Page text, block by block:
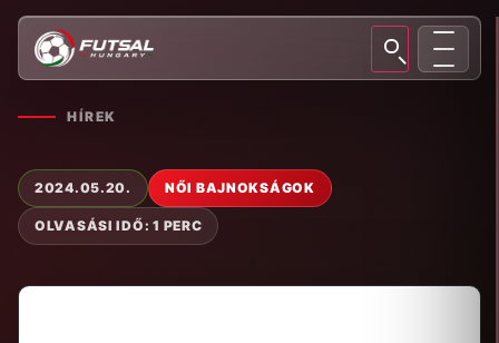
HÍREK
2024.05.20. NŐI BAJNOKSÁGOK
OLVASÁSI IDŐ: 1 PERC